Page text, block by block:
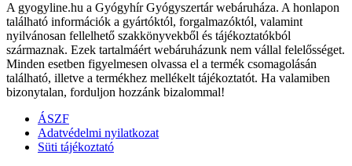
A gyogyline.hu a Gyógyhír Gyógyszertár webáruháza. A honlapon
található információk a gyártóktól, forgalmazóktól, valamint
nyilvánosan fellelhető szakkönyvekből és tájékoztatókból
származnak. Ezek tartalmáért webáruházunk nem vállal felelősséget.
Minden esetben figyelmesen olvassa el a termék csomagolásán
található, illetve a termékhez mellékelt tájékoztatót. Ha valamiben
bizonytalan, forduljon hozzánk bizalommal!
ÁSZF
Adatvédelmi nyilatkozat
Süti tájékoztató